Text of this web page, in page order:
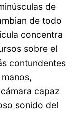
de
de todo
concentra
sobre el
contundentes
capaz
sonido del